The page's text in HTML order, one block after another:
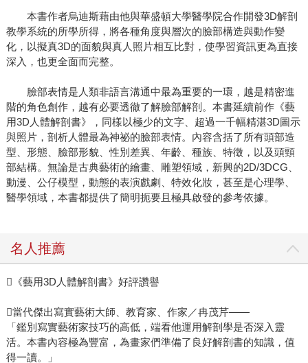
本書作者烏迪斯藉由他與華盛頓大學醫學院合作開發3D解剖
教學系統的所學所得，將各種角度與層次的臉部構造與動作變
化，以擬真3D的面貌與真人照片相互比對，使學習資訊更為直接
深入，也更全面而完整。
臉部表情是人類非語言溝通中最為重要的一環，越是精密進
階的角色創作，越有必要透徹了解臉部解剖。本書延續前作《藝
用3D人體解剖書》，同樣以極少的文字、超過一千幅精湛3D圖示
與照片，剖析人體最為神祕的臉部表情。內容含括了所有頭部造
型、形態、臉部形貌、性別差異、年齡、種族、特徵，以及頭頸
部結構。無論是古典藝術的繪畫、雕塑領域，新興的2D/3DCG、
動漫、公仔模型，動態的表演戲劇、特效化妝，甚至是心理學、
醫學領域，本書都提供了簡明扼要且極具啟發的參考依據。
名人推薦
《藝用3D人體解剖書》好評讚譽
當代傑出寫實藝術大師、教育家、作家／冉茂芹——
「鑑別寫實藝術家技巧的高低，端看他運用解剖學是否深入靈
活。本書內容極為豐富，為畫家們準備了良好解剖書的知識，值
得一讀。」